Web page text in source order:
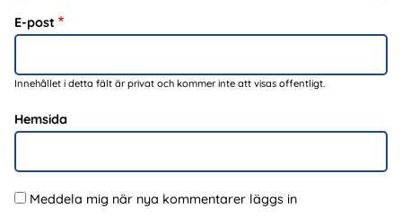
E-post
Innehållet i detta fält är privat och kommer inte att visas offentligt.
Hemsida
Meddela mig när nya kommentarer läggs in